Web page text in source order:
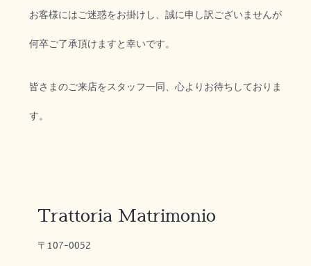
お客様にはご迷惑をお掛けし、誠に申し訳ございませんが
何卒ご了承頂けますと幸いです。
皆さまのご来店をスタッフ一同、心よりお待ちしておりま
す。
Trattoria Matrimonio
〒107-0052